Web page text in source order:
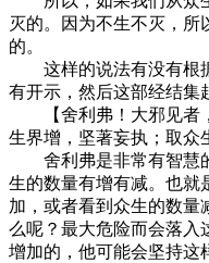
灭的。因为不生不灭，
的。
这样的说法有没有根据
有开示，然后这部经结集
【舍利弗！大邪见者，
生界增，坚著妄执；取众
舍利弗是非常有智慧的
生的数量有增有减。也就
加，或者看到众生的数量
么呢？最大危险而会落入
增加的，他可能会坚持这